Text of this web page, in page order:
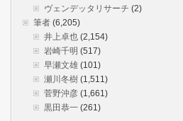
ヴェンデッタリサーチ (2)
筆者 (6,205)
井上卓也 (2,154)
岩崎千明 (517)
早瀬文雄 (101)
瀬川冬樹 (1,511)
菅野沖彦 (1,661)
黒田恭一 (261)